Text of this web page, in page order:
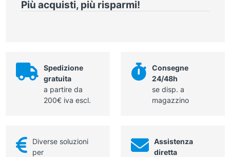
non
XXL
Più acquisti, più risparmi!
Spedizione
gratuita
a partire da
200€ iva escl.
Consegne
24/48h
se disp. a
magazzino
Diverse soluzioni
per
Assistenza
diretta